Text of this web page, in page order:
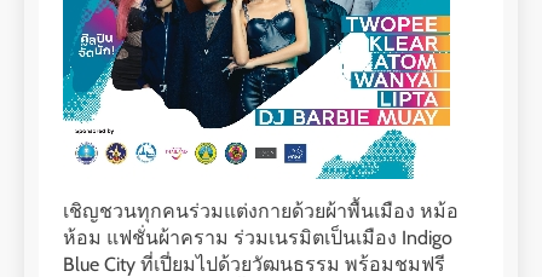
เชิญชวนทุกคนร่วมแต่งกายด้วยผ้าพื้นเมือง หม้อ
ห้อม แฟชั่นผ้าคราม ร่วมเนรมิตเป็นเมือง Indigo
Blue City ที่เปี่ยมไปด้วยวัฒนธรรม พร้อมชมฟรี